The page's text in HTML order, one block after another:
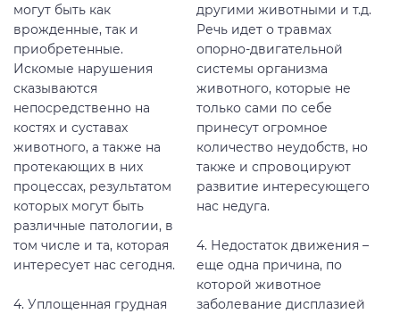
могут быть как
врожденные, так и
приобретенные.
Искомые нарушения
сказываются
непосредственно на
костях и суставах
животного, а также на
протекающих в них
процессах, результатом
которых могут быть
различные патологии, в
том числе и та, которая
интересует нас сегодня.
4. Уплощенная грудная
другими животными и т.д.
Речь идет о травмах
опорно-двигательной
системы организма
животного, которые не
только сами по себе
принесут огромное
количество неудобств, но
также и спровоцируют
развитие интересующего
нас недуга.
4. Недостаток движения –
еще одна причина, по
которой животное
заболевание дисплазией